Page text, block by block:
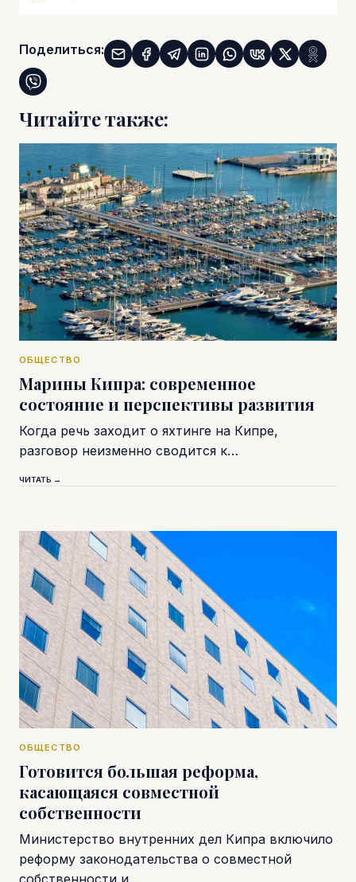
Поделиться:
Читайте также:
ОБЩЕСТВО
Марины Кипра: современное
состояние и перспективы развития
Когда речь заходит о яхтинге на Кипре,
разговор неизменно сводится к…
ЧИТАТЬ →
ОБЩЕСТВО
Готовится большая реформа,
касающаяся совместной
собственности
Министерство внутренних дел Кипра включило
реформу законодательства о совместной